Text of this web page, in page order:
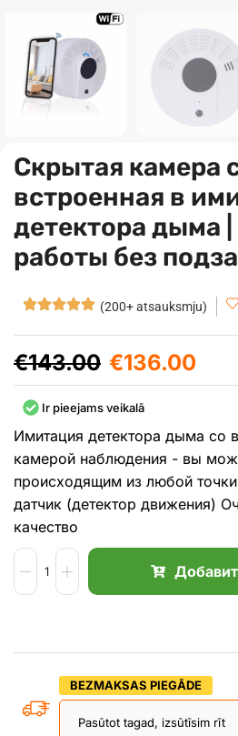
Скрытая камера
встроенная в
детектора дыма
работы без
(200+ atsauksmju)
€143.00 €136.00
Ir pieejams veikalā
Имитация детектора дыма со
камерой наблюдения - вы
происходящим из любой
датчик (детектор движения)
качество
BEZMAKSAS PIEGĀDE
Pasūtot tagad, izsūtīsim rīt